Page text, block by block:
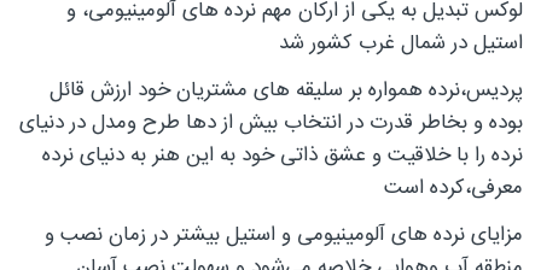
لوکس تبدیل به یکی از ارکان مهم نرده های آلومینیومی، و‌
استیل در شمال غرب کشور شد
پردیس،نرده همواره بر سلیقه های مشتریان خود ارزش قائل
بوده و بخاطر قدرت در انتخاب بیش از دها طرح و‌مدل در دنیای
نرده را با خلاقیت و عشق ذاتی خود به این هنر به دنیای نرده
معرفی،کرده است
مزایای نرده های آلو‌مینیومی و‌ استیل بیشتر در زمان نصب و‌